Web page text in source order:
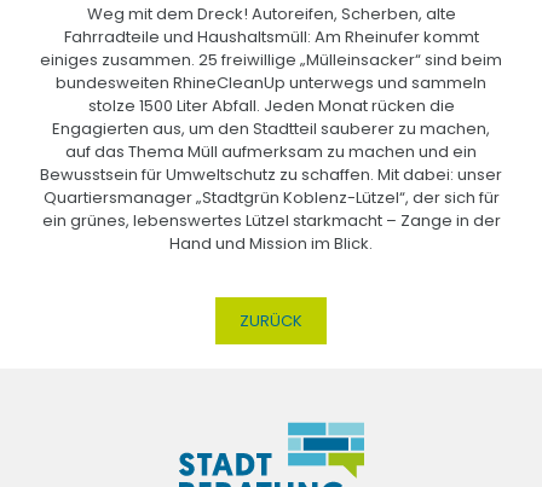
Weg mit dem Dreck! Autoreifen, Scherben, alte
Fahrradteile und Haushaltsmüll: Am Rheinufer kommt
einiges zusammen. 25 freiwillige „Mülleinsacker“ sind beim
bundesweiten RhineCleanUp unterwegs und sammeln
stolze 1500 Liter Abfall. Jeden Monat rücken die
Engagierten aus, um den Stadtteil sauberer zu machen,
auf das Thema Müll aufmerksam zu machen und ein
Bewusstsein für Umweltschutz zu schaffen. Mit dabei: unser
Quartiersmanager „Stadtgrün Koblenz-Lützel“, der sich für
ein grünes, lebenswertes Lützel starkmacht – Zange in der
Hand und Mission im Blick.
ZURÜCK